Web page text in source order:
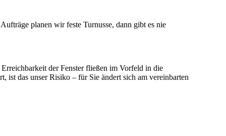
planen wir feste Turnusse, dann gibt es nie
der Fenster fließen im Vorfeld in die
das unser Risiko – für Sie ändert sich am vereinbarten